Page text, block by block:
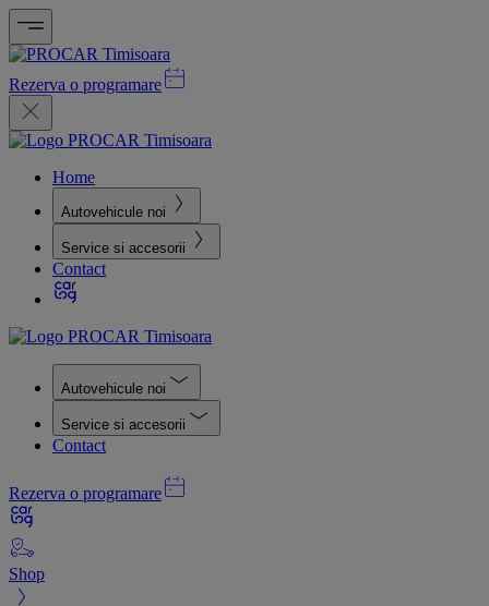
Rezerva o programare
Home
Autovehicule noi
Service si accesorii
Contact
Autovehicule noi
Service si accesorii
Contact
Rezerva o programare
Shop